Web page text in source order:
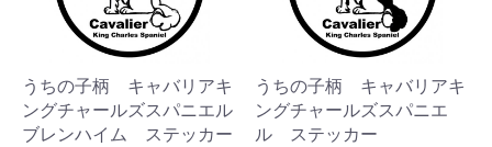
うちの子柄 キャバリアキ
ングチャールズスパニエル
ブレンハイム ステッカー
うちの子柄 キャバリアキ
ングチャールズスパニエ
ル ステッカー